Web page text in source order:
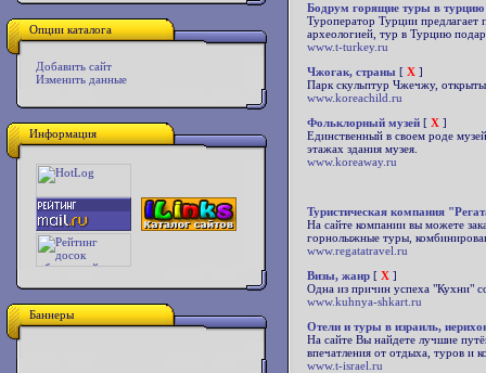
Опции каталога
Добавить сайт
Изменить данные
Информация
Баннеры
Бодрум горящие туры в турцию
Туроператор Турции предлагает
археологией, тур в Турцию
www.t-turkey.ru
Чжогак, страны [ X ]
Парк скульптур Чжечжу,
www.koreachild.ru
Фольклорный музей [ X ]
Единственный в своем роде
этажах здания музея.
www.koreaway.ru
Туристическая компания
На сайте компании вы можете
горнолыжные туры,
www.regatatravel.ru
Визы, жанр [ X ]
Одна из причин успеха "Кухни"
www.kuhnya-shkart.ru
Отели и туры в израиль,
На сайте Вы найдете лучшие
впечатления от отдыха, туров и
www.t-israel.ru